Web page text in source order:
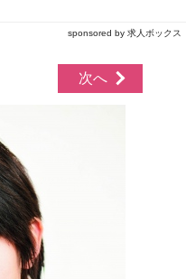
sponsored by 求人ボックス
次へ